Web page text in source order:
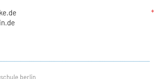
berlin